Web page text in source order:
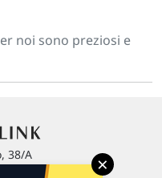
noi sono preziosi e
38/A
×